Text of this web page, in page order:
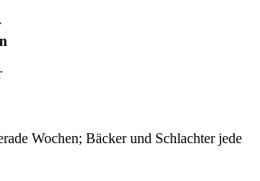
Wochen; Bäcker und Schlachter jede